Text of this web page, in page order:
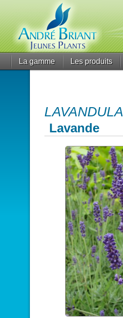
La gamme Les produits
Lavande